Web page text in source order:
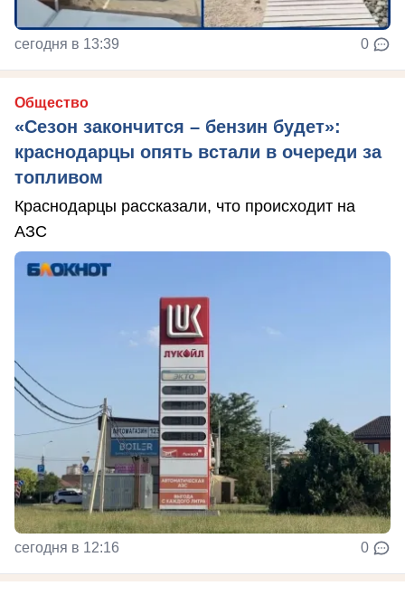
сегодня в 13:39 0
Общество
«Сезон закончится – бензин будет»:
краснодарцы опять встали в очереди за
топливом
Краснодарцы рассказали, что происходит на
АЗС
сегодня в 12:16 0